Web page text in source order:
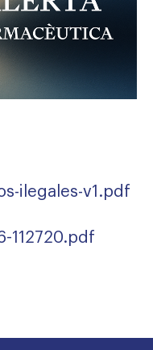
ilegales-v1.pdf
112720.pdf